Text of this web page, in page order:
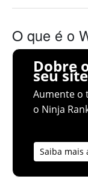
O que é o
Dobre
seu
Aumente o
o Ninja
Saiba mais